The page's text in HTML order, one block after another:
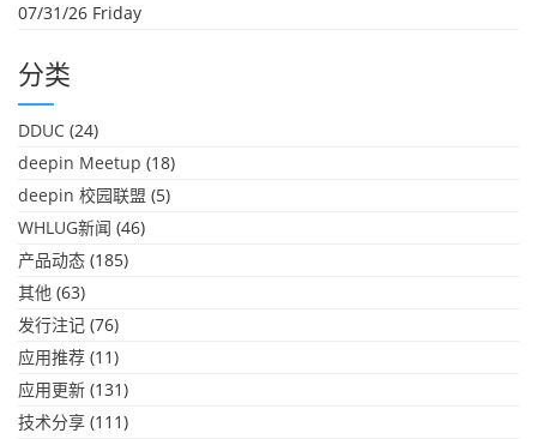
07/31/26 Friday
分类
DDUC (24)
deepin Meetup (18)
deepin 校园联盟 (5)
WHLUG新闻 (46)
产品动态 (185)
其他 (63)
发行注记 (76)
应用推荐 (11)
应用更新 (131)
技术分享 (111)